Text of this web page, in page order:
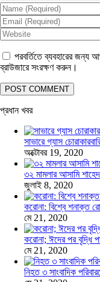
পরবর্তিতে ব্যবহারের জন্য
ব্রাউজারে সংরক্ষণ করুন।
প্রধান খবর
সাভারে গ্যাস
অক্টোবর 19, 2020
৩২ মামলার আসামি শাহেদ
জুলাই 8, 2020
করোনা: বিশ্বে শনাক্ত
মে 21, 2020
করোনা; ঈদের পর বৃদ্ধি
মে 21, 2020
নিহত ৩ সাংবাদিক